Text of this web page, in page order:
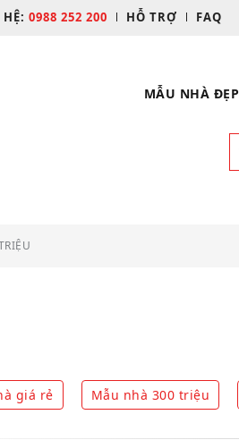
0988 252 200 HỖ TRỢ FAQ
MẪU NHÀ ĐẸP
giá rẻ Mẫu nhà 300 triệu